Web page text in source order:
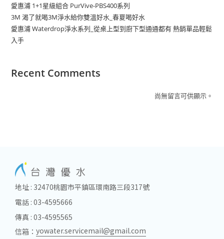
愛惠浦 1+1星級組合 PurVive-PBS400系列
3M 渴了就喝3M淨水給你雙溫好水_春夏喝好水
愛惠浦 Waterdrop淨水系列_從桌上型到廚下型通通都有 熱銷單品輕鬆
入手
Recent Comments
尚無留言可供顯示。
地址 : 32470桃園市平鎮區環南路三段317號
電話 : 03-4595666
傳真 : 03-4595565
信箱： yowater.servicemail@gmail.com